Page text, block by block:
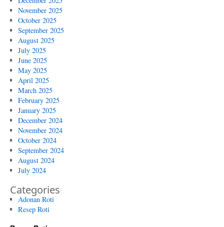
November 2025
October 2025
September 2025
August 2025
July 2025
June 2025
May 2025
April 2025
March 2025
February 2025
January 2025
December 2024
November 2024
October 2024
September 2024
August 2024
July 2024
Categories
Adonan Roti
Resep Roti